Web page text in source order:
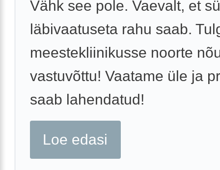
Vähk see pole. Vaevalt, et
läbivaatuseta rahu saab.
meestekliinikusse noorte
vastuvõttu! Vaatame üle ja
saab lahendatud!
Loe edasi